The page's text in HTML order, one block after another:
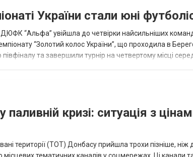
України стали юні
“Альфа” увійшла до четвірки найсильніших
“Золотий колос України”, що проходила в
та завершили турнір на четвертому місці
кризі: ситуація з
території (ТОТ) Донбасу прийшла трохи пізніше,